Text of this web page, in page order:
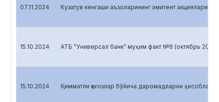
07.11.2024 Кузатув кенгаши аъзоларининг эмитент
15.10.2024 АТБ "Универсал банк" муҳим факт №6 (октябрь 2024)
15.10.2024 Қимматли қоғозлар бўйича даромадларни ҳисоблаш